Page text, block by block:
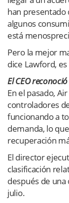
han presentado
algunos
está
Pero la mejor
dice Lawford,
El CEO
En el pasado,
controladores
funcionando a
demanda, lo
recuperación
El director
clasificación
después de
julio.